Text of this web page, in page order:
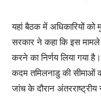
यहां बैठक में अधिकारियों को
सरकार ने कहा कि इस
करने का निर्णय लिया गया
कदम तमिलनाडु की सीमाओं
जांच के दौरान